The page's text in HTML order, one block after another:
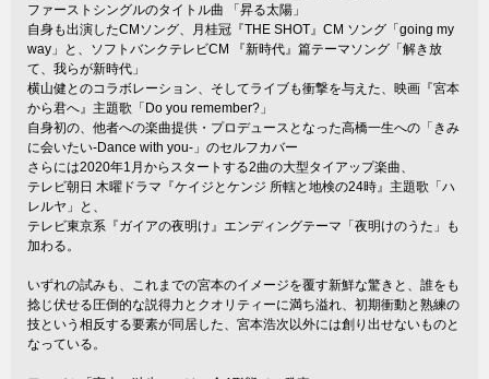
ファーストシングルのタイトル曲 「昇る太陽」
自身も出演したCMソング、月桂冠『THE SHOT』CM ソング「going my
way」と、ソフトバンクテレビCM 『新時代』篇テーマソング「解き放
て、我らが新時代」
横山健とのコラボレーション、そしてライブも衝撃を与えた、映画『宮本
から君へ』主題歌「Do you remember?」
自身初の、他者への楽曲提供・プロデュースとなった高橋一生への「きみ
に会いたい-Dance with you-」のセルフカバー
さらには2020年1月からスタートする2曲の大型タイアップ楽曲、
テレビ朝日 木曜ドラマ『ケイジとケンジ 所轄と地検の24時』主題歌「ハ
レルヤ」と、
テレビ東京系『ガイアの夜明け』エンディングテーマ「夜明けのうた」も
加わる。
いずれの試みも、これまでの宮本のイメージを覆す新鮮な驚きと、誰をも
捻じ伏せる圧倒的な説得力とクオリティーに満ち溢れ、初期衝動と熟練の
技という相反する要素が同居した、宮本浩次以外には創り出せないものと
なっている。